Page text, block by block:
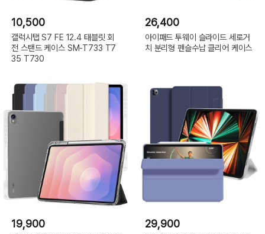
10,500
갤럭시탭 S7 FE 12.4 태블릿 회
전 스탠드 케이스 SM-T733 T7
35 T730
26,400
아이패드 투웨이 슬라이드 세로거
치 분리형 펜슬수납 클리어 케이스
19,900 29,900